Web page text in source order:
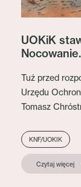
UOKiK
Tuż przed
Urzędu
Tomasz
KNF/UOKIK
Czytaj więcej